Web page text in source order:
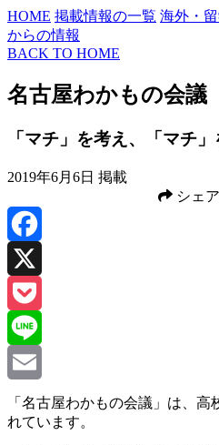
HOME 掲載情報の一覧 海外・
からの情報
BACK TO HOME
名古屋わかもの会議
「マチ」を考え、「マチ」
2019年6月6日 掲載
シェ
「名古屋わかもの会議」は、高
れています。